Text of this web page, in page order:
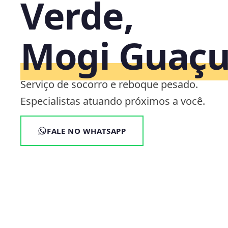
Verde,
Mogi
Serviço de socorro e reboque pesado.
Especialistas atuando próximos a você.
FALE NO WHATSAPP